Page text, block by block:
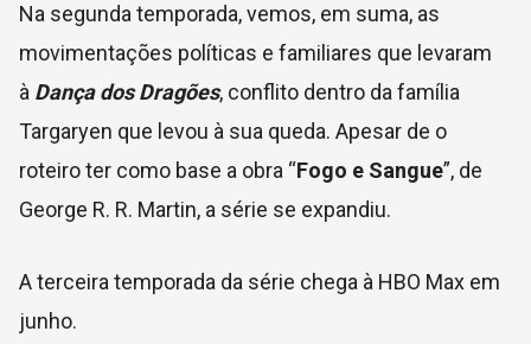
Na segunda temporada, vemos, em suma, as
movimentações políticas e familiares que levaram
à Dança dos Dragões, conflito dentro da família
Targaryen que levou à sua queda. Apesar de o
roteiro ter como base a obra “Fogo e Sangue”, de
George R. R. Martin, a série se expandiu.
A terceira temporada da série chega à HBO Max em
junho.